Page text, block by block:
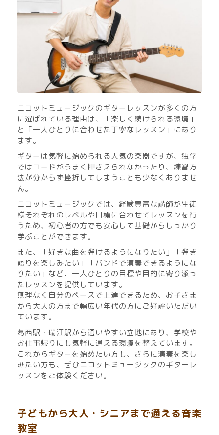
ニコットミュージックのギターレッスンが多くの方
に選ばれている理由は、「楽しく続けられる環境」
と「一人ひとりに合わせた丁寧なレッスン」にあり
ます。
ギターは気軽に始められる人気の楽器ですが、独学
ではコードがうまく押さえられなかったり、練習方
法が分からず挫折してしまうことも少なくありませ
ん。
ニコットミュージックでは、経験豊富な講師が生徒
様それぞれのレベルや目標に合わせてレッスンを行
うため、初心者の方でも安心して基礎からしっかり
学ぶことができます。
また、「好きな曲を弾けるようになりたい」「弾き
語りを楽しみたい」「バンドで演奏できるようにな
りたい」など、一人ひとりの目標や目的に寄り添っ
たレッスンを提供しています。
無理なく自分のペースで上達できるため、お子さま
から大人の方まで幅広い年代の方にご好評いただい
ています。
葛西駅・瑞江駅から通いやすい立地にあり、学校や
お仕事帰りにも気軽に通える環境を整えています。
これからギターを始めたい方も、さらに演奏を楽し
みたい方も、ぜひニコットミュージックのギターレ
ッスンをご体験ください。
子どもから大人・シニアまで通える音楽
教室